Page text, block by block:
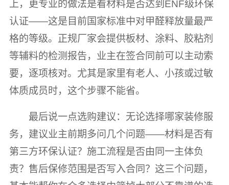
上，更专业的做法是看材料是否达到ENF级环保
认证——这是目前国家标准中对甲醛释放量最严
格的等级。正规厂家会提供板材、涂料、胶粘剂
等辅料的检测报告，业主在签合同前可以主动索
要，逐项核对。尤其是家里有老人、小孩或过敏
体质成员时，这个步骤不能省。
最后说一点选购建议：无论选择哪家装修服
务，建议业主前期多问几个问题——材料是否有
第三方环保认证？施工流程是否由同一主体负
责？售后保修范围是否写入合同？这三个问题，